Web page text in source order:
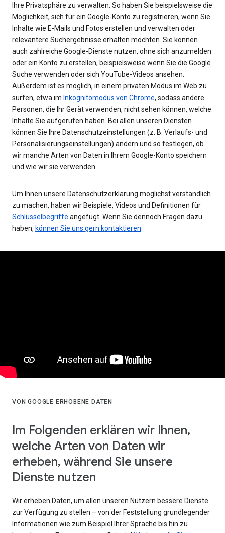
Ihre Privatsphäre zu verwalten. So haben Sie beispielsweise die
Möglichkeit, sich für ein Google-Konto zu registrieren, wenn Sie
Inhalte wie E-Mails und Fotos erstellen und verwalten oder
relevantere Suchergebnisse erhalten möchten. Sie können
auch zahlreiche Google-Dienste nutzen, ohne sich anzumelden
oder ein Konto zu erstellen, beispielsweise wenn Sie die Google
Suche verwenden oder sich YouTube-Videos ansehen.
Außerdem ist es möglich, in einem privaten Modus im Web zu
surfen, etwa im Inkognitomodus von Chrome, sodass andere
Personen, die Ihr Gerät verwenden, nicht sehen können, welche
Inhalte Sie aufgerufen haben. Bei allen unseren Diensten
können Sie Ihre Datenschutzeinstellungen (z. B. Verlaufs- und
Personalisierungseinstellungen) ändern und so festlegen, ob
wir manche Arten von Daten in Ihrem Google-Konto speichern
und wie wir sie verwenden.
Um Ihnen unsere Datenschutzerklärung möglichst verständlich
zu machen, haben wir Beispiele, Videos und Definitionen für
Schlüsselbegriffe angefügt. Wenn Sie dennoch Fragen dazu
haben, können Sie uns gern kontaktieren
VON GOOGLE ERHOBENE DATEN
Im Folgenden erklären wir Ihnen,
welche Arten von Daten wir
erheben, während Sie unsere
Dienste nutzen
Wir erheben Daten, um allen unseren Nutzern bessere Dienste
zur Verfügung zu stellen – von der Feststellung grundlegender
Informationen wie zum Beispiel Ihrer Sprache bis hin zu